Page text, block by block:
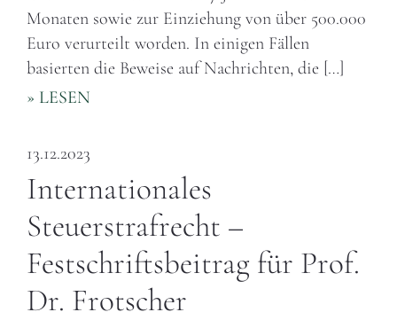
Monaten sowie zur Einziehung von über 500.000
Euro verurteilt worden. In einigen Fällen
basierten die Beweise auf Nachrichten, die […]
» LESEN
13.12.2023
Internationales
Steuerstrafrecht –
Festschriftsbeitrag für Prof.
Dr. Frotscher